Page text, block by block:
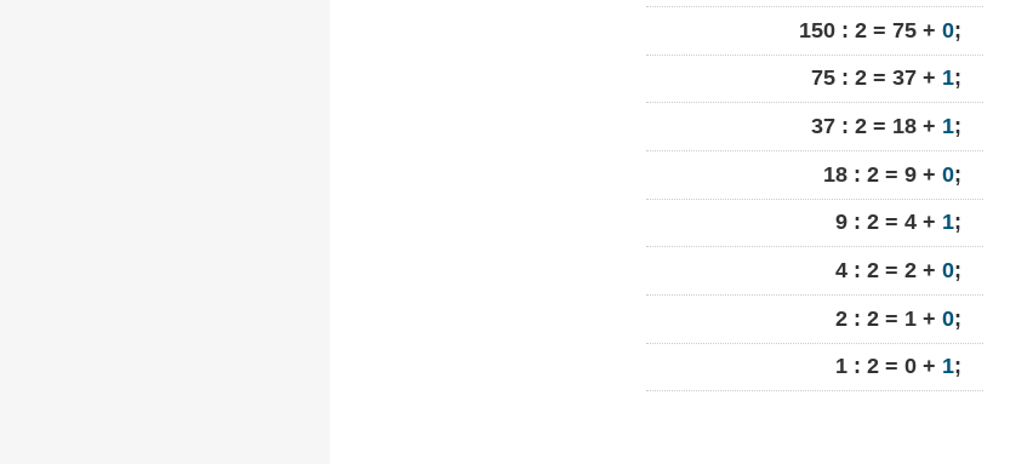
150 : 2 = 75 + 0;
75 : 2 = 37 + 1;
37 : 2 = 18 + 1;
18 : 2 = 9 + 0;
9 : 2 = 4 + 1;
4 : 2 = 2 + 0;
2 : 2 = 1 + 0;
1 : 2 = 0 + 1;